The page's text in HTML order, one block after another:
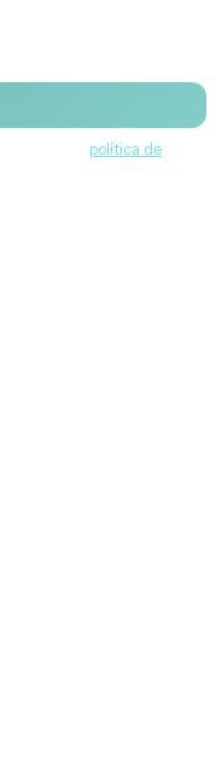
política de